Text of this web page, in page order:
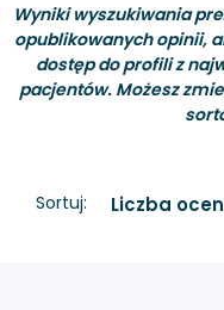
Wyniki wyszukiwania
opublikowanych opinii,
dostęp do profili z
pacjentów. Możesz
Sortuj: